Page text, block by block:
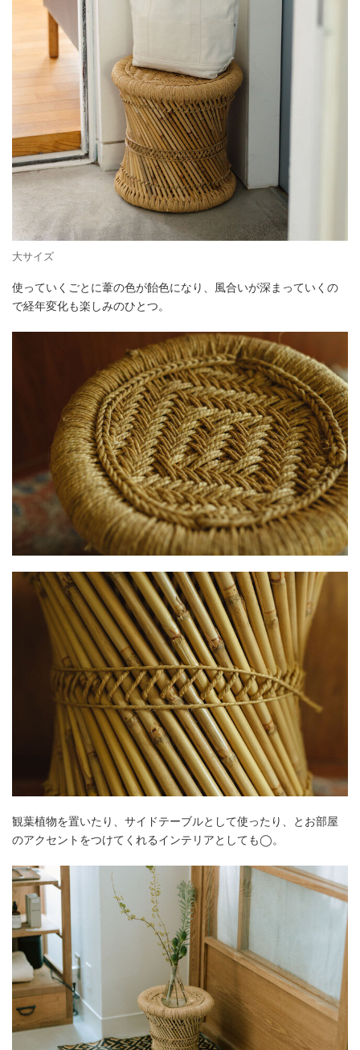
大サイズ
使っていくごとに葦の色が飴色になり、風合いが深まっていくの
で経年変化も楽しみのひとつ。
観葉植物を置いたり、サイドテーブルとして使ったり、とお部屋
のアクセントをつけてくれるインテリアとしても◯。